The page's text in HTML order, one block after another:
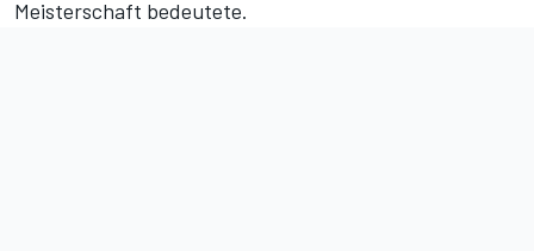
Meisterschaft bedeutete.